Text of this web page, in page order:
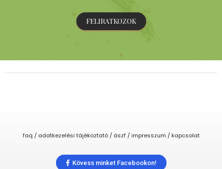
FELIRATKOZOK
faq / adatkezelési tájékoztató / ászf / impresszum / kapcsolat
Kövess minket Facebookon!